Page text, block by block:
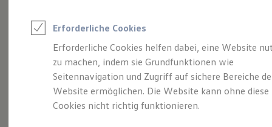
Saisonangebote
Leasing
Leasing-Angebote
Gebrauchtwagen Leasing
Junge Gebrauchtwagen-Leasing
Elektroauto Leasing
Kleinwagen-Leasing
Leasing ohne Anzahlung
Abenteuer Leben. Der
Tiguan.
Erforderliche Cookies
Erforderliche Cookies helfen dabei, eine Website
zu machen, indem sie Grundfunktionen wie
Seitennavigation und Zugriff auf sichere Bereiche
Website ermöglichen. Die Website kann ohne diese
Cookies nicht richtig funktionieren.